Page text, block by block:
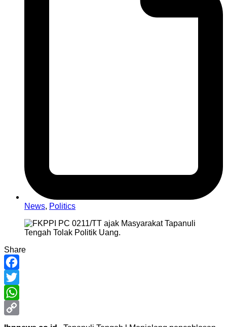
News, Politics
Share
Facebook
Twitter
WhatsApp
Copy